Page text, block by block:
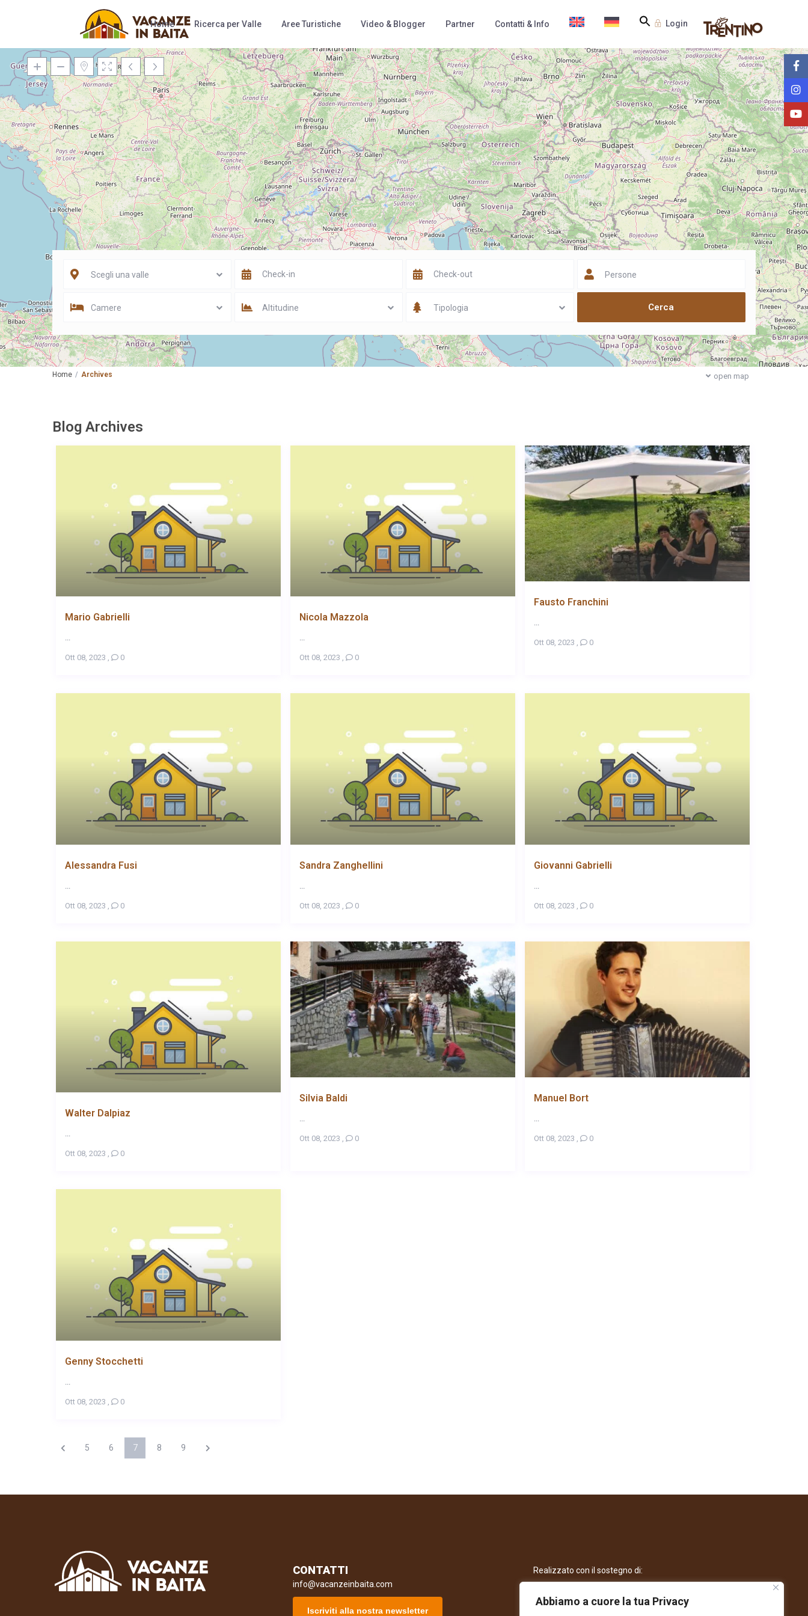
Abbiamo a cuore la tua Privacy
Login
Home Ricerca per Valle Aree Turistiche Video & Blogger Partner Contatti & Info
Loading Maps
open map
Scegli una valle Persone
Camere Altitudine Tipologia
Home Archives
Blog Archives
Mario Gabrielli
...
Ott 08, 2023 , 0
Nicola Mazzola
...
Ott 08, 2023 , 0
Fausto Franchini
...
Ott 08, 2023 , 0
Alessandra Fusi
Ott 08, 2023 0
Sandra Zanghellini
Ott 08, 2023 0
Giovanni Gabrielli
Ott 08, 2023 0
Walter Dalpiaz
...
Ott 08, 2023 , 0
Silvia Baldi
...
Ott 08, 2023 , 0
Manuel Bort
...
Ott 08, 2023 , 0
Genny Stocchetti
Ott 08, 2023 0
5 6 7 8 9
CONTATTI
info@vacanzeinbaita.com
Iscriviti alla nostra newsletter
Realizzato con il sostegno di: